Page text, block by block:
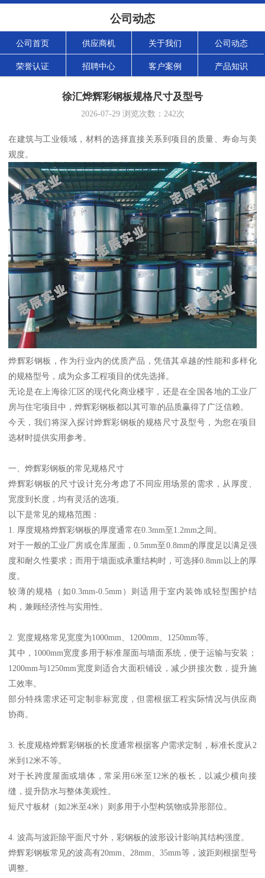
公司动态
公司首页 供应商机 关于我们 公司动态
荣誉认证 招聘中心 客户案例 产品知识
徐汇烨辉彩钢板规格尺寸及型号
2026-07-29浏览次数： 242次
在建筑与工业领域，材料的选择直接关系到项目的质量、寿命与美
观度。
烨辉彩钢板，作为行业内的优质产品，凭借其卓越的性能和多样化
的规格型号，成为众多工程项目的优先选择。
无论是在上海徐汇区的现代化商业楼宇，还是在全国各地的工业厂
房与住宅项目中，烨辉彩钢板都以其可靠的品质赢得了广泛信赖。
今天，我们将深入探讨烨辉彩钢板的规格尺寸及型号，为您在项目
选材时提供实用参考。
一、烨辉彩钢板的常见规格尺寸
烨辉彩钢板的尺寸设计充分考虑了不同应用场景的需求，从厚度、
宽度到长度，均有灵活的选项。
以下是常见的规格范围：
1. 厚度规格烨辉彩钢板的厚度通常在0.3mm至1.2mm之间。
对于一般的工业厂房或仓库屋面，0.5mm至0.8mm的厚度足以满足强
度和耐久性要求；而用于墙面或承重结构时，可选择0.8mm以上的厚
度。
较薄的规格（如0.3mm-0.5mm）则适用于室内装饰或轻型围护结
构，兼顾经济性与实用性。
2. 宽度规格常见宽度为1000mm、1200mm、1250mm等。
其中，1000mm宽度多用于标准屋面与墙面系统，便于运输与安装；
1200mm与1250mm宽度则适合大面积铺设，减少拼接次数，提升施
工效率。
部分特殊需求还可定制非标宽度，但需根据工程实际情况与供应商
协商。
3. 长度规格烨辉彩钢板的长度通常根据客户需求定制，标准长度从2
米到12米不等。
对于长跨度屋面或墙体，常采用6米至12米的板长，以减少横向接
缝，提升防水与整体美观性。
短尺寸板材（如2米至4米）则多用于小型构筑物或异形部位。
4. 波高与波距除平面尺寸外，彩钢板的波形设计影响其结构强度。
烨辉彩钢板常见的波高有20mm、28mm、35mm等，波距则根据型号
调整。